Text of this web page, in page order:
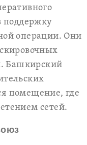
поддержку
операции. Они
Башкирский
помещение, где
сетей.